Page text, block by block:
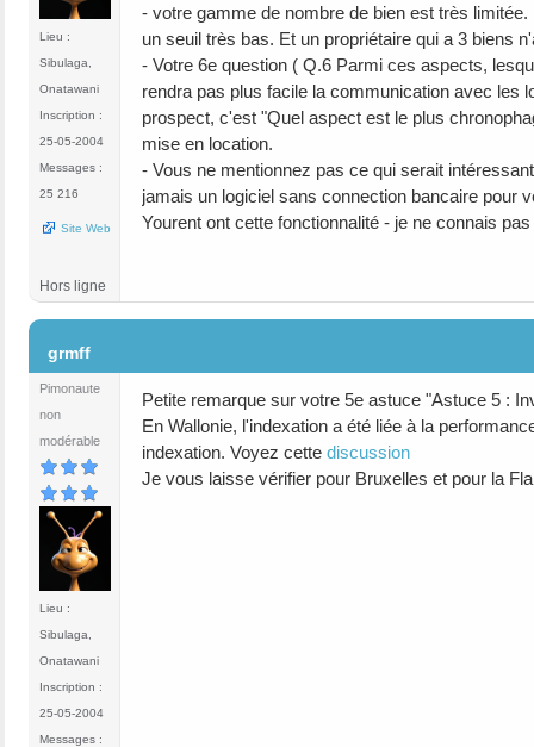
Lieu :
Sibulaga,
Onatawani
Inscription :
25-05-2004
Messages :
25 216
Site Web
- votre gamme de nombre de bien est très
un seuil très bas. Et un propriétaire qui a 3 biens
- Votre 6e question ( Q.6 Parmi ces aspects,
rendra pas plus facile la communication avec les
prospect, c'est "Quel aspect est le plus
mise en location.
- Vous ne mentionnez pas ce qui serait
jamais un logiciel sans connection bancaire pour
Yourent ont cette fonctionnalité - je ne connais
Hors ligne
grmff
Pimonaute
non
modérable
Lieu :
Sibulaga,
Onatawani
Inscription :
25-05-2004
Messages :
Petite remarque sur votre 5e astuce "Astuce 5 :
En Wallonie, l'indexation a été liée à la
indexation. Voyez cette discussion
Je vous laisse vérifier pour Bruxelles et pour la